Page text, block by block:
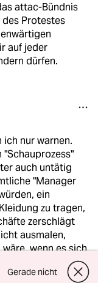
attac-Bündnis
des Protestes
auf jeder
dürfen.
ich nur warnen.
auch untätig
"Manager
ein
zu tragen,
zerschlägt
ausmalen,
wenn es sich
geschaffen
Gerade nicht